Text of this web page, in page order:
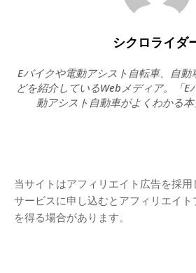
シクロライダ
Eバイクや電動アシスト自転車、自
どを紹介しているWebメディア。「E
動アシスト自動車がよくわかる本
当サイトはアフィリエイト広告を採
サービスに申し込むとアフィリエイ
を得る場合があります。